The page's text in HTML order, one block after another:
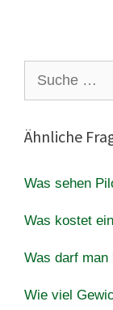
nach:
Ähnliche
Was sehen
Was kostet
Was darf man
Wie viel